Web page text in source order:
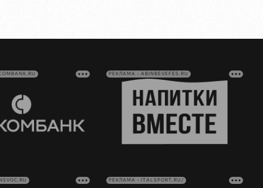
РЕКЛАМА • ABINBEVEFES.RU
РЕКЛАМА • ITALSPORT.RU/